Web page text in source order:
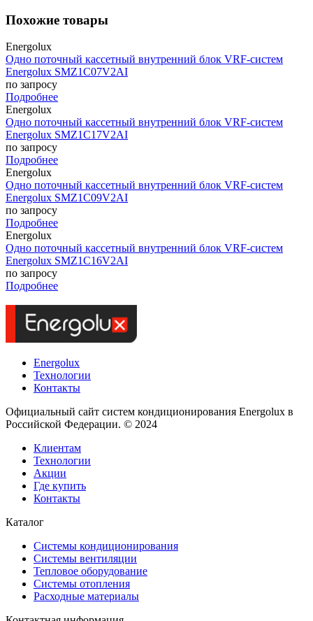
Похожие товары
Energolux
Одно поточный кассетный внутренний блок VRF-систем
Energolux SMZ1C07V2AI
по запросу
Подробнее
Energolux
Одно поточный кассетный внутренний блок VRF-систем
Energolux SMZ1C17V2AI
по запросу
Подробнее
Energolux
Одно поточный кассетный внутренний блок VRF-систем
Energolux SMZ1C09V2AI
по запросу
Подробнее
Energolux
Одно поточный кассетный внутренний блок VRF-систем
Energolux SMZ1C16V2AI
по запросу
Подробнее
Energolux
Технологии
Контакты
Официальный сайт систем кондиционирования Energolux в
Российской Федерации. © 2024
Клиентам
Технологии
Акции
Где купить
Контакты
Каталог
Системы кондиционирования
Системы вентиляции
Тепловое оборудование
Системы отопления
Расходные материалы